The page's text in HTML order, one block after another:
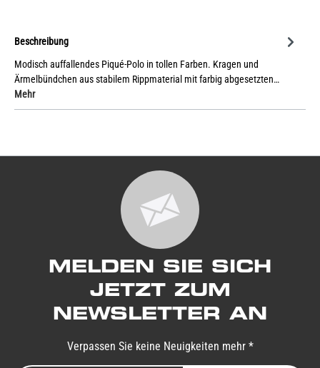
Beschreibung
Modisch auffallendes Piqué-Polo in tollen Farben. Kragen und
Ärmelbündchen aus stabilem Rippmaterial mit farbig abgesetzten…
Mehr
MELDEN SIE SICH
JETZT ZUM
NEWSLETTER AN
Verpassen Sie keine Neuigkeiten mehr *